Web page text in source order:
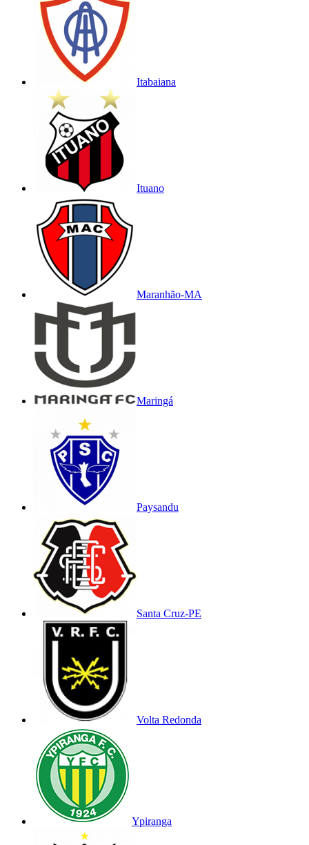
Itabaiana
Ituano
Maranhão-MA
Maringá
Paysandu
Santa Cruz-PE
Volta Redonda
Ypiranga